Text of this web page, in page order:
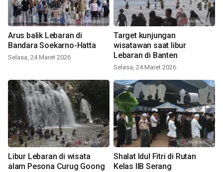
Arus balik Lebaran di
Bandara Soekarno-Hatta
Selasa, 24 Maret 2026
Target kunjungan
wisatawan saat libur
Lebaran di Banten
Selasa, 24 Maret 2026
Libur Lebaran di wisata
alam Pesona Curug Goong
Shalat Idul Fitri di Rutan
Kelas IIB Serang